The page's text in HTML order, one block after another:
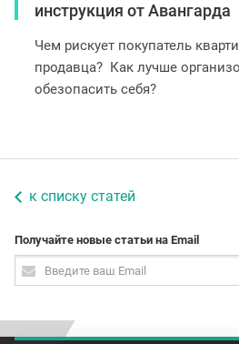
инструкция от Авангарда
Чем рискует покупатель
продавца? Как лучше
обезопасить себя?
к списку статей
Получайте новые статьи на Email